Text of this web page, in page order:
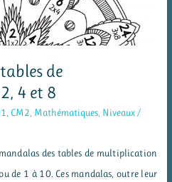
de
4 et 8
, CM2, Mathématiques, Niveaux/
des tables de multiplication
de 1 à 10. Ces mandalas, outre leur